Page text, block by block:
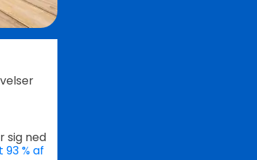
sig ned
% af